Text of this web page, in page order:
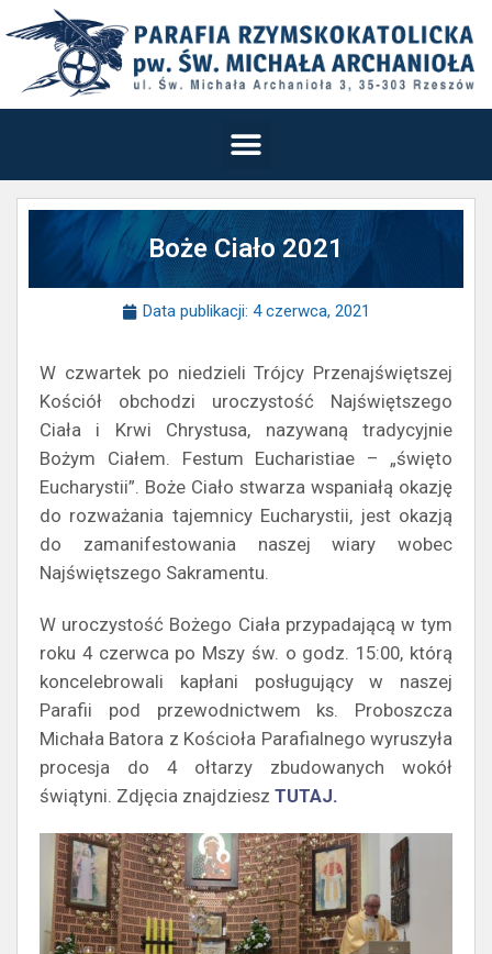
Boże Ciało 2021
Data publikacji: 4 czerwca, 2021
W czwartek po niedzieli Trójcy Przenajświętszej
Kościół obchodzi uroczystość Najświętszego
Ciała i Krwi Chrystusa, nazywaną tradycyjnie
Bożym Ciałem. Festum Eucharistiae – „święto
Eucharystii”. Boże Ciało stwarza wspaniałą okazję
do rozważania tajemnicy Eucharystii, jest okazją
do zamanifestowania naszej wiary wobec
Najświętszego Sakramentu.
W uroczystość Bożego Ciała przypadającą w tym
roku 4 czerwca po Mszy św. o godz. 15:00, którą
koncelebrowali kapłani posługujący w naszej
Parafii pod przewodnictwem ks. Proboszcza
Michała Batora z Kościoła Parafialnego wyruszyła
procesja do 4 ołtarzy zbudowanych wokół
świątyni. Zdjęcia znajdziesz TUTAJ.